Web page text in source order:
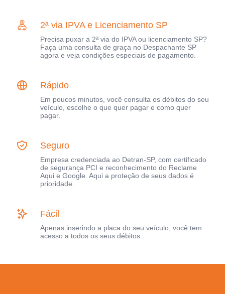
2ª via IPVA e Licenciamento SP
Precisa puxar a 2ª via do IPVA ou licenciamento SP?
Faça uma consulta de graça no Despachante SP
agora e veja condições especiais de pagamento.
Rápido
Em poucos minutos, você consulta os débitos do seu
veículo, escolhe o que quer pagar e como quer
pagar.
Seguro
Empresa credenciada ao Detran-SP, com certificado
de segurança PCI e reconhecimento do Reclame
Aqui e Google. Aqui a proteção de seus dados é
prioridade.
Fácil
Apenas inserindo a placa do seu veículo, você tem
acesso a todos os seus débitos.